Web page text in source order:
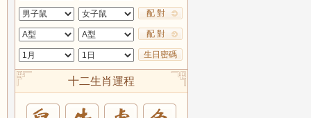
配 對
配 對
生日密碼
十二生肖運程